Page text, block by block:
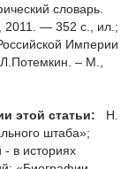
словарь.
2011. — 352 с., ил.;
Империи
– М.,
этой статьи:
Н.
штаба»;
- в историях